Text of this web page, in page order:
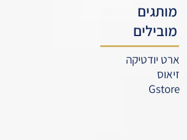
מותגים
מובילים
ארט יודטיקה
זיאוס
Gstore